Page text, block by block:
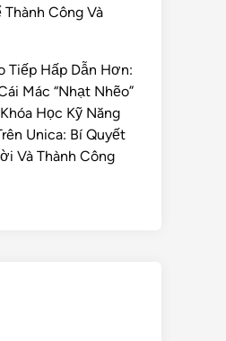
Công Và
Tiếp Hấp Dẫn Hơn:
Mác “Nhạt Nhẽo”
Học Kỹ Năng
Unica: Bí Quyết
Và Thành Công